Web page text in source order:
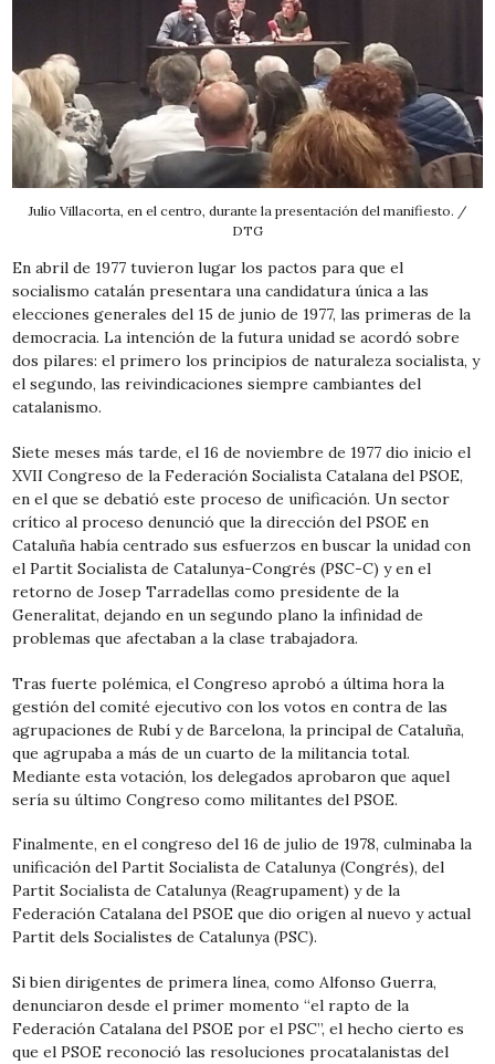
Julio Villacorta, en el centro, durante la presentación del manifiesto. /
DTG
En abril de 1977 tuvieron lugar los pactos para que el
socialismo catalán presentara una candidatura única a las
elecciones generales del 15 de junio de 1977, las primeras de la
democracia. La intención de la futura unidad se acordó sobre
dos pilares: el primero los principios de naturaleza socialista, y
el segundo, las reivindicaciones siempre cambiantes del
catalanismo.
Siete meses más tarde, el 16 de noviembre de 1977 dio inicio el
XVII Congreso de la Federación Socialista Catalana del PSOE,
en el que se debatió este proceso de unificación. Un sector
crítico al proceso denunció que la dirección del PSOE en
Cataluña había centrado sus esfuerzos en buscar la unidad con
el Partit Socialista de Catalunya-Congrés (PSC-C) y en el
retorno de Josep Tarradellas como presidente de la
Generalitat, dejando en un segundo plano la infinidad de
problemas que afectaban a la clase trabajadora.
Tras fuerte polémica, el Congreso aprobó a última hora la
gestión del comité ejecutivo con los votos en contra de las
agrupaciones de Rubí y de Barcelona, la principal de Cataluña,
que agrupaba a más de un cuarto de la militancia total.
Mediante esta votación, los delegados aprobaron que aquel
sería su último Congreso como militantes del PSOE.
Finalmente, en el congreso del 16 de julio de 1978, culminaba la
unificación del Partit Socialista de Catalunya (Congrés), del
Partit Socialista de Catalunya (Reagrupament) y de la
Federación Catalana del PSOE que dio origen al nuevo y actual
Partit dels Socialistes de Catalunya (PSC).
Si bien dirigentes de primera línea, como Alfonso Guerra,
denunciaron desde el primer momento “el rapto de la
Federación Catalana del PSOE por el PSC”, el hecho cierto es
que el PSOE reconoció las resoluciones procatalanistas del